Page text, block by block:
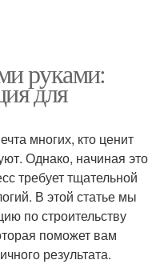
руками:
для
многих, кто ценит
Однако, начиная это
требует тщательной
В этой статье мы
по строительству
поможет вам
результата.